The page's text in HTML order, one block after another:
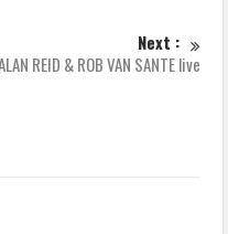
Next :
REID & ROB VAN SANTE live